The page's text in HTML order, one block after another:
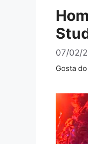
07/02/
Gosta